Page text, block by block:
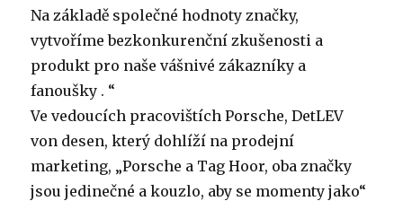
Na základě společné hodnoty značky,
vytvoříme bezkonkurenční zkušenosti a
produkt pro naše vášnivé zákazníky a
fanoušky . “
Ve vedoucích pracovištích Porsche, DetLEV
von desen, který dohlíží na prodejní
marketing, „Porsche a Tag Hoor, oba značky
jsou jedinečné a kouzlo, aby se momenty jako“